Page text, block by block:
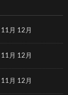
11月 12月
11月 12月
11月 12月